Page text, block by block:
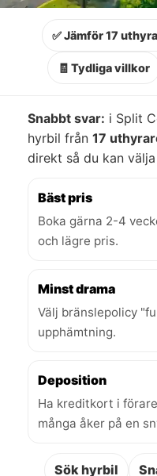
✅ Jämför 17
🧾 Tydliga villkor
Snabbt svar: i Split
hyrbil från 17
direkt så du kan
Bäst pris
Boka gärna 2-4
och lägre pris.
Minst drama
Välj bränslepolicy
upphämtning.
Deposition
Ha kreditkort i
många åker på en
Sök hyrbil